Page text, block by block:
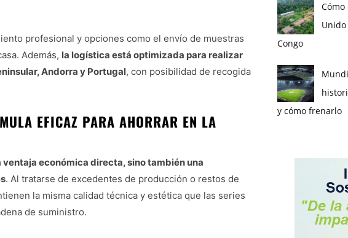
profesional y opciones como el envío de muestras
Además, la logística está optimizada para realizar
Andorra y Portugal, con posibilidad de recogida
EFICAZ PARA AHORRAR EN LA
económica directa, sino también una
. Al tratarse de excedentes de producción o restos de
la misma calidad técnica y estética que las series
de suministro.
Congo
y cómo frenarlo